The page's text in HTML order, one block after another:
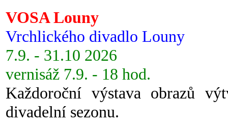
VOSA Louny
Vrchlického divadlo Louny
7.9. - 31.10 2026
vernisáž 7.9. - 18 hod.
Každoroční výstava obrazů
divadelní sezonu.